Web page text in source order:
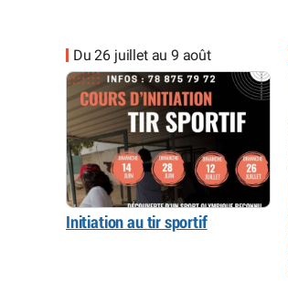
Du 26 juillet au 9 août
Initiation au tir sportif